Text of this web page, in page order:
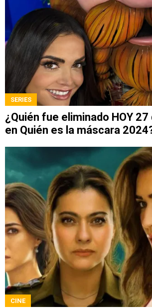
SERIES
¿Quién fue eliminado HOY
en Quién es la máscara
CINE